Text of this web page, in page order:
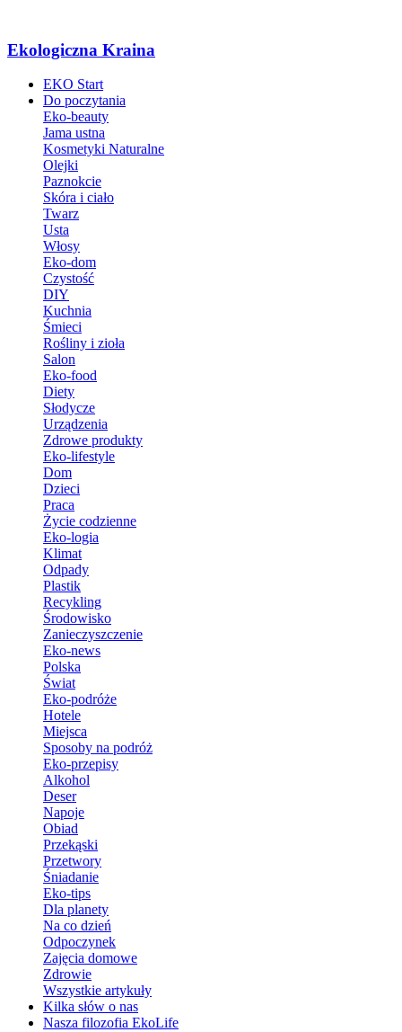
Ekologiczna Kraina
EKO Start
Do poczytania
Eko-beauty
Jama ustna
Kosmetyki Naturalne
Olejki
Paznokcie
Skóra i ciało
Twarz
Usta
Włosy
Eko-dom
Czystość
DIY
Kuchnia
Śmieci
Rośliny i zioła
Salon
Eko-food
Diety
Słodycze
Urządzenia
Zdrowe produkty
Eko-lifestyle
Dom
Dzieci
Praca
Życie codzienne
Eko-logia
Klimat
Odpady
Plastik
Recykling
Środowisko
Zanieczyszczenie
Eko-news
Polska
Świat
Eko-podróże
Hotele
Miejsca
Sposoby na podróż
Eko-przepisy
Alkohol
Deser
Napoje
Obiad
Przekąski
Przetwory
Śniadanie
Eko-tips
Dla planety
Na co dzień
Odpoczynek
Zajęcia domowe
Zdrowie
Wszystkie artykuły
Kilka słów o nas
Nasza filozofia EkoLife